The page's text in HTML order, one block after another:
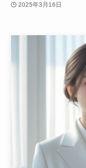
2025年3月16日